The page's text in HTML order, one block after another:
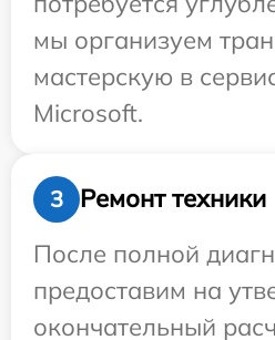
мы организуем
мастерскую в
Microsoft.
3
Ремонт техники
После полной
предоставим на
окончательный